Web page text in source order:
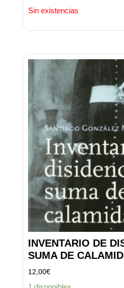
Sin existencias
INVENTARIO DE
SUMA DE
12,00€